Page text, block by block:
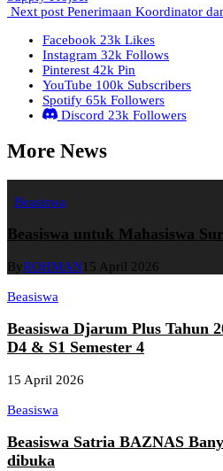
Next post Penerimaan Koordinator
Facebook 23k Likes
Instagram 32k Follows
Pinterest 42k Pin
YouTube 100k Subscribers
Spotify 65k Followers
Discord 23k Followers
More News
Beasiswa
Beasiswa untuk Mahasiswa
ByROHMAN15 April 2026
Beasiswa
Beasiswa Djarum Plus Tahun
D4 & S1 Semester 4
15 April 2026
Beasiswa
Beasiswa Satria BAZNAS
dibuka